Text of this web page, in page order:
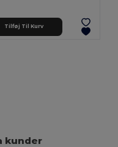
Tilføj Til Kurv
kunder